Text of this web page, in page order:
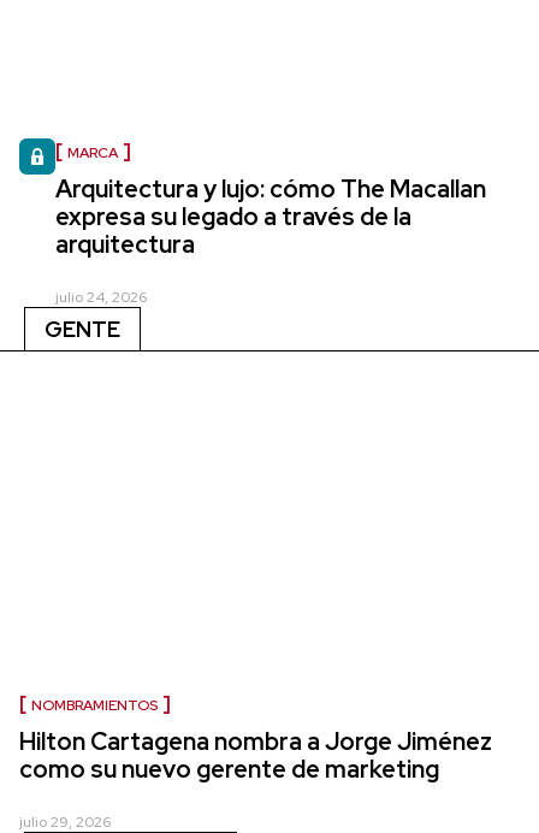
MARCA
Arquitectura y lujo: cómo The Macallan
expresa su legado a través de la
arquitectura
julio 24, 2026
GENTE
NOMBRAMIENTOS
Hilton Cartagena nombra a Jorge Jiménez
como su nuevo gerente de marketing
julio 29, 2026